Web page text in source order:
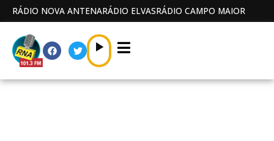
RÁDIO NOVA ANTENARÁDIO ELVASRÁDIO CAMPO MAIOR